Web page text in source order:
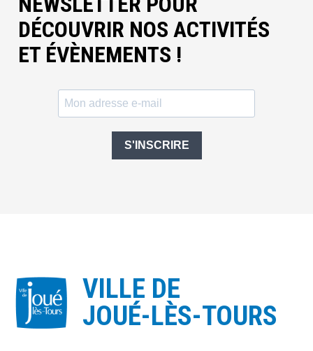
DÉCOUVRIR NOS ACTIVITÉS
ET ÉVÈNEMENTS !
S'INSCRIRE
VILLE DE
JOUÉ-LÈS-TOURS